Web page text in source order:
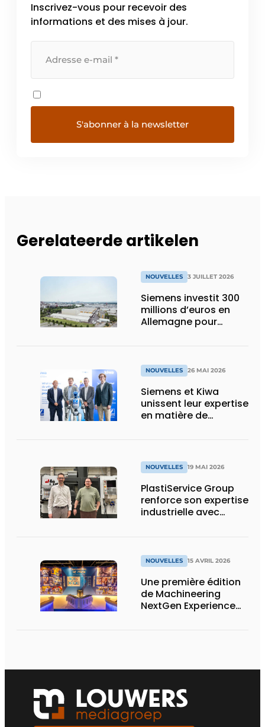
Inscrivez-vous pour recevoir des
informations et des mises à jour.
Gerelateerde artikelen
NOUVELLES 3 JUILLET 2026
Siemens investit 300
millions d’euros en
Allemagne pour
NOUVELLES 26 MAI 2026
Siemens et Kiwa
unissent leur expertise
en matière de
réglementation
NOUVELLES 19 MAI 2026
PlastiService Group
renforce son expertise
industrielle avec
(LEM)
NOUVELLES 15 AVRIL 2026
Une première édition
de Machineering
NextGen Experience